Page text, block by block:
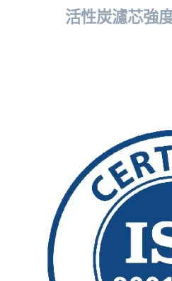
活性炭濾芯強